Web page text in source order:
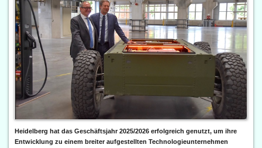
Heidelberg hat das Geschäftsjahr 2025/2026 erfolgreich genutzt, um ihre
Entwicklung zu einem breiter aufgestellten Technologieunternehmen